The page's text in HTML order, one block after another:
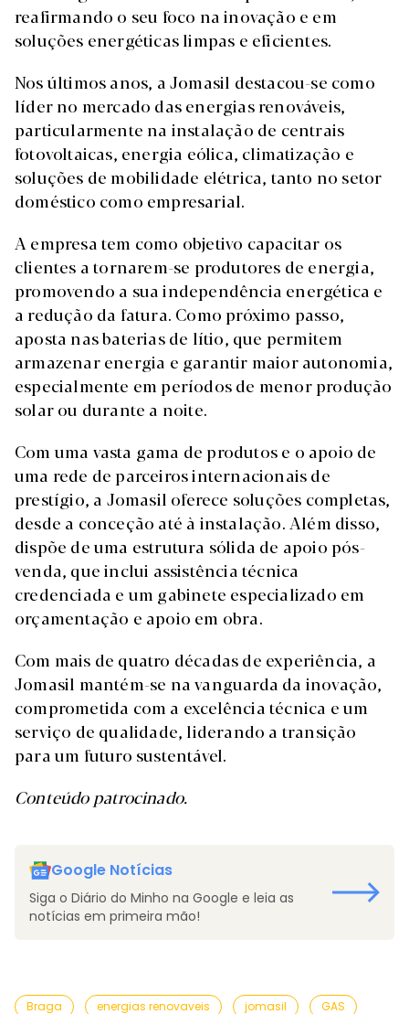
reafirmando o seu foco na inovação e em
soluções energéticas limpas e eficientes.
Nos últimos anos, a Jomasil destacou-se como
líder no mercado das energias renováveis,
particularmente na instalação de centrais
fotovoltaicas, energia eólica, climatização e
soluções de mobilidade elétrica, tanto no setor
doméstico como empresarial.
A empresa tem como objetivo capacitar os
clientes a tornarem-se produtores de energia,
promovendo a sua independência energética e
a redução da fatura. Como próximo passo,
aposta nas baterias de lítio, que permitem
armazenar energia e garantir maior autonomia,
especialmente em períodos de menor produção
solar ou durante a noite.
Com uma vasta gama de produtos e o apoio de
uma rede de parceiros internacionais de
prestígio, a Jomasil oferece soluções completas,
desde a conceção até à instalação. Além disso,
dispõe de uma estrutura sólida de apoio pós-
venda, que inclui assistência técnica
credenciada e um gabinete especializado em
orçamentação e apoio em obra.
Com mais de quatro décadas de experiência, a
Jomasil mantém-se na vanguarda da inovação,
comprometida com a excelência técnica e um
serviço de qualidade, liderando a transição
para um futuro sustentável.
Conteúdo patrocinado.
Google Notícias
Siga o Diário do Minho na Google e leia as
notícias em primeira mão!
Braga energias renovaveis jomasil GAS